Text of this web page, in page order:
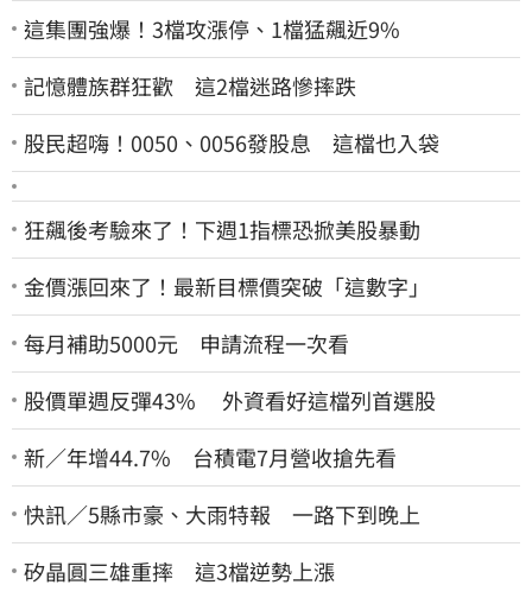
這集團強爆！3檔攻漲停、1檔猛飆近9%
記憶體族群狂歡 這2檔迷路慘摔跌
股民超嗨！0050、0056發股息 這檔也入袋
狂飆後考驗來了！下週1指標恐掀美股暴動
金價漲回來了！最新目標價突破「這數字」
每月補助5000元 申請流程一次看
股價單週反彈43% 外資看好這檔列首選股
新／年增44.7% 台積電7月營收搶先看
快訊／5縣市豪、大雨特報 一路下到晚上
矽晶圓三雄重摔 這3檔逆勢上漲